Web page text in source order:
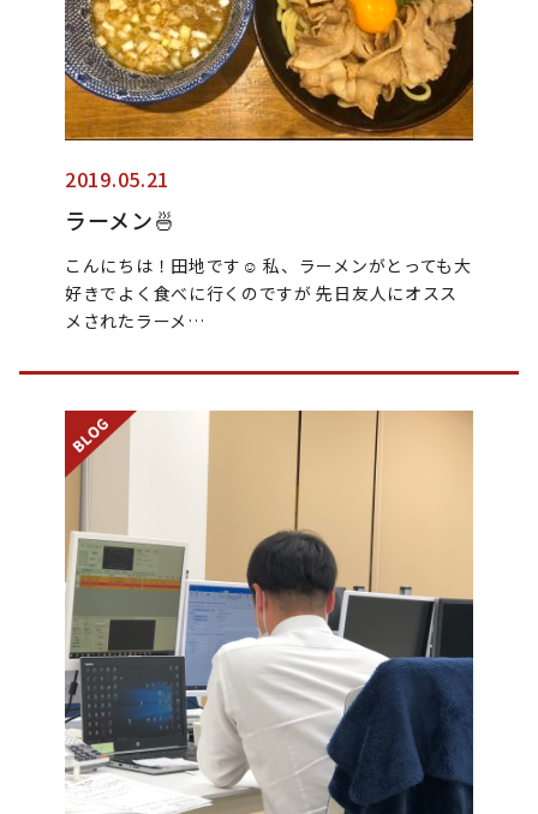
2019.05.21
ラーメン🍜
こんにちは！田地です☺︎︎ 私、ラーメンがとっても大
好きでよく食べに行くのですが 先日友人にオスス
メされたラーメ…